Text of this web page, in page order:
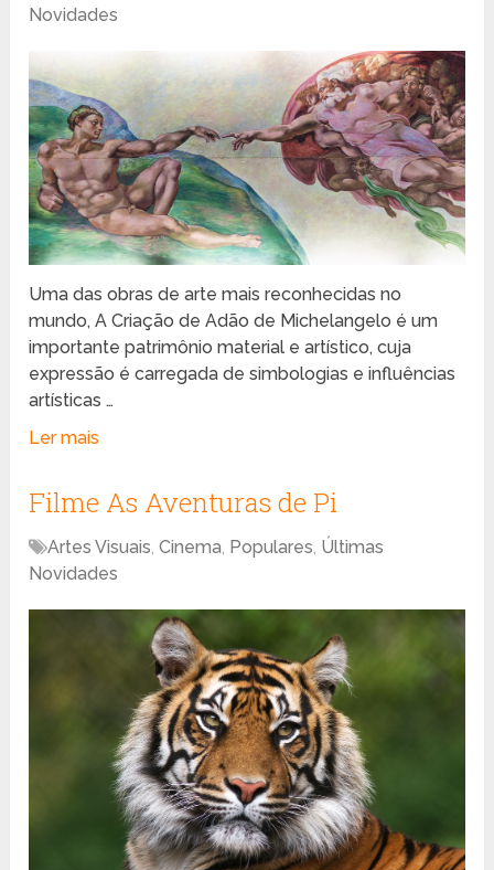
Novidades
Uma das obras de arte mais reconhecidas no
mundo, A Criação de Adão de Michelangelo é um
importante patrimônio material e artístico, cuja
expressão é carregada de simbologias e influências
artísticas …
Ler mais
Filme As Aventuras de Pi
Artes Visuais,Cinema, Populares, Últimas
Novidades